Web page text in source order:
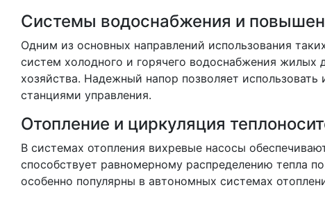
Системы водоснабжения и
Одним из основных направлений использования
систем холодного и горячего водоснабжения
хозяйства. Надежный напор позволяет
станциями управления.
Отопление и циркуляция
В системах отопления вихревые насосы
способствует равномерному распределению тепла
особенно популярны в автономных системах